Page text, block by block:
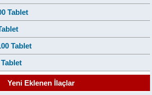
Tablet
Tablet
Yeni Eklenen İlaçlar